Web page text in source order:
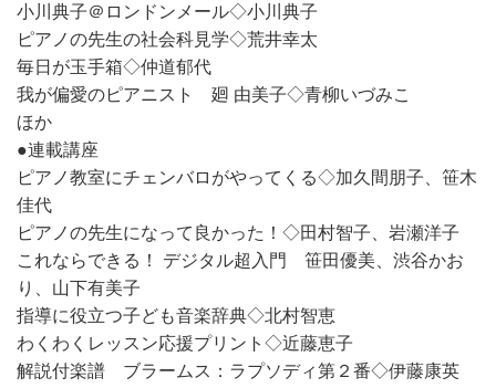
小川典子＠ロンドンメール◇小川典子
ピアノの先生の社会科見学◇荒井幸太
毎日が玉手箱◇仲道郁代
我が偏愛のピアニスト 廻 由美子◇青柳いづみこ
ほか
●連載講座
ピアノ教室にチェンバロがやってくる◇加久間朋子、笹木
佳代
ピアノの先生になって良かった！◇田村智子、岩瀬洋子
これならできる！ デジタル超入門 笹田優美、渋谷かお
り、山下有美子
指導に役立つ子ども音楽辞典◇北村智恵
わくわくレッスン応援プリント◇近藤恵子
解説付楽譜 ブラームス：ラプソディ第２番◇伊藤康英